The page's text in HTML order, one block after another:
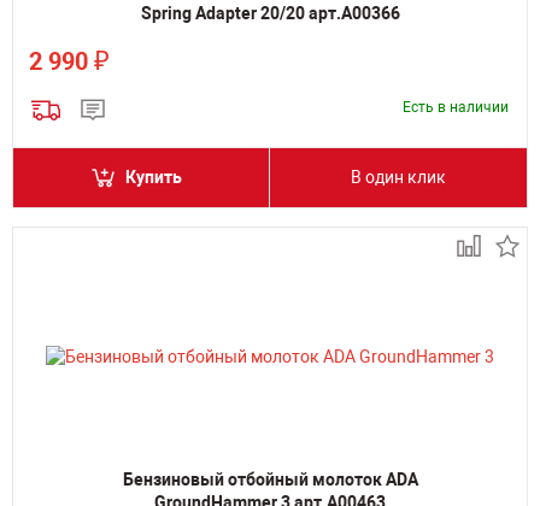
Spring Adapter 20/20 арт.А00366
2 990 ₽
Есть в наличии
Купить В один клик
Бензиновый отбойный молоток ADA